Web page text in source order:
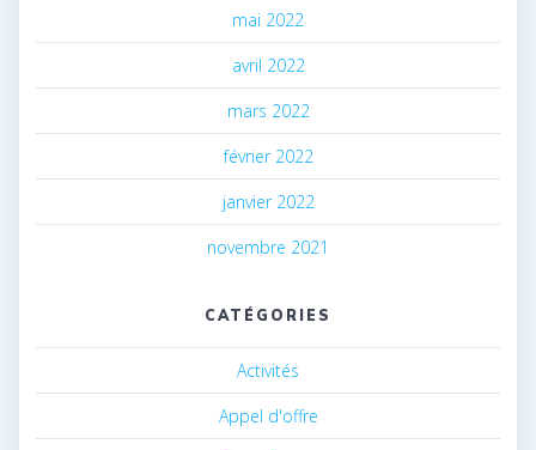
mai 2022
avril 2022
mars 2022
février 2022
janvier 2022
novembre 2021
CATÉGORIES
Activités
Appel d'offre